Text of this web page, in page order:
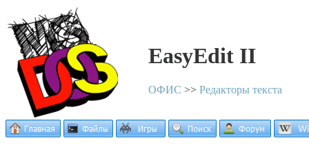
EasyEdit II
ОФИС >> Редакторы текста